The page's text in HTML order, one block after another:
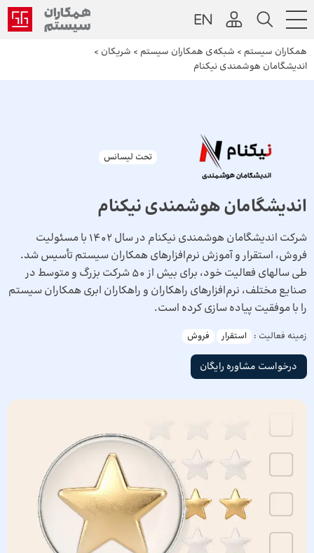
همکاران سیستم > شبکه‌ی همکاران سیستم > شریکان >
اندیشگامان هوشمندی نیکنام
تحت لیسانس
اندیشگامان هوشمندی نیکنام
شرکت اندیشگامان هوشمندی نیکنام در سال 1402 با مسئولیت
فروش، استقرار و آموزش نرم‌افزارهای همکاران سیستم تأسیس شد.
طی سال­های فعالیت خود، برای بیش از 50 شرکت بزرگ و متوسط در
صنایع مختلف، نرم‌افزارهای راهکاران و راهکاران ابری همکاران سیستم
را با موفقیت پیاده سازی کرده است.
زمینه فعالیت : استقرار فروش
درخواست مشاوره رایگان